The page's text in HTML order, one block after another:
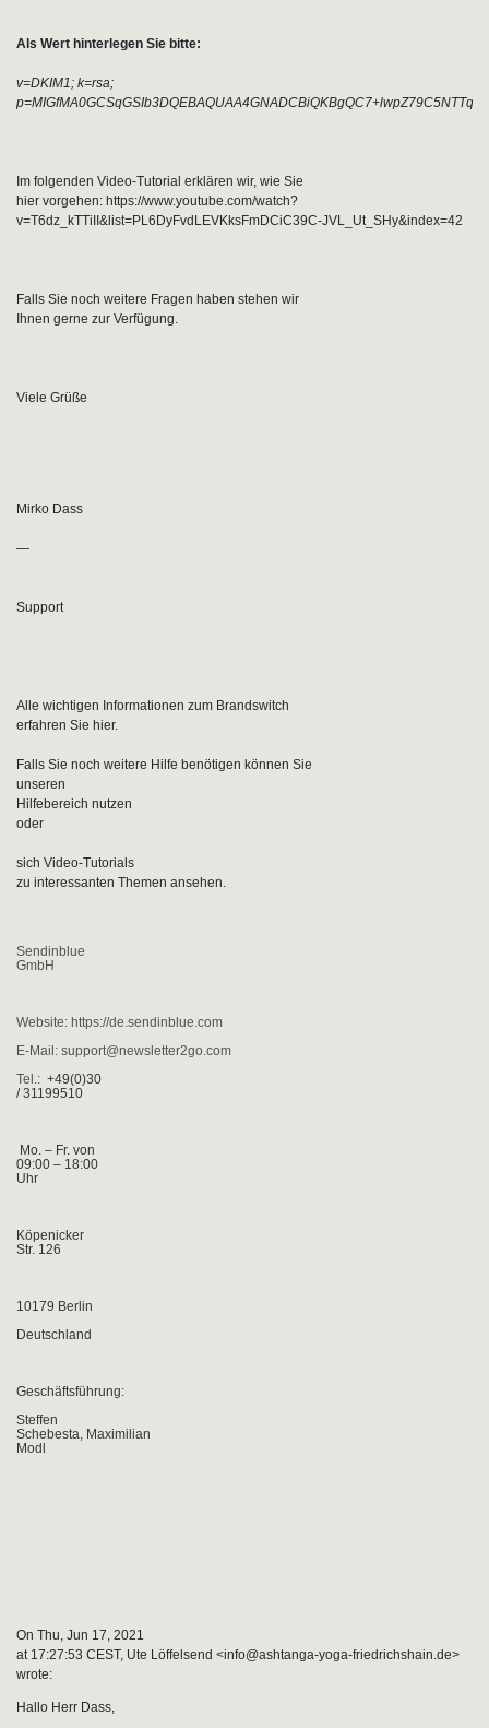
Als Wert hinterlegen Sie bitte:
v=DKIM1; k=rsa;
Im folgenden Video-Tutorial erklären wir, wie Sie
hier vorgehen: https://www.youtube.com/watch?
v=T6dz_kTTiII&list=PL6DyFvdLEVKksFmDCiC39C-JVL_Ut_SHy&index=42
Falls Sie noch weitere Fragen haben stehen wir
Ihnen gerne zur Verfügung.
Viele Grüße
Mirko Dass
—
Support
Alle wichtigen Informationen zum Brandswitch
erfahren Sie hier.
Falls Sie noch weitere Hilfe benötigen können Sie
unseren
Hilfebereich nutzen
oder
sich Video-Tutorials
zu interessanten Themen ansehen.
Sendinblue
GmbH
Website: https://de.sendinblue.com
E-Mail: support@newsletter2go.com
Tel.: +49(0)30
/ 31199510
Mo. – Fr. von
09:00 – 18:00
Uhr
Köpenicker
Str. 126
10179 Berlin
Deutschland
Geschäftsführung:
Steffen
Schebesta, Maximilian
Modl
On Thu, Jun 17, 2021
at 17:27:53 CEST, Ute Löffelsend <info@ashtanga-yoga-friedrichshain.de>
wrote:
Hallo Herr Dass,